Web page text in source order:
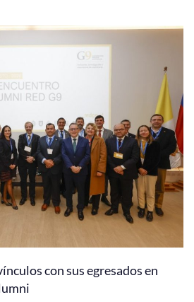
con sus egresados en